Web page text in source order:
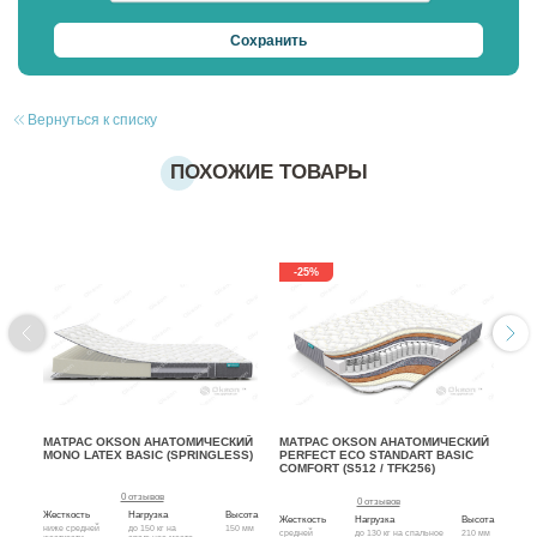
Вернуться к списку
ПОХОЖИЕ ТОВАРЫ
МАТРАС OKSON АНАТОМИЧЕСКИЙ
MONO LATEX BASIC (SPRINGLESS)
0 отзывов
Жесткость
ниже средней
Нагрузка
до 150 кг на
Высота
150 мм
-25%
МАТРАС OKSON АНАТОМИЧЕСКИЙ
PERFECT ECO STANDART BASIC
COMFORT (S512 / TFK256)
0 отзывов
Жесткость
средней
Нагрузка
до 130 кг на спальное
Высота
210 мм